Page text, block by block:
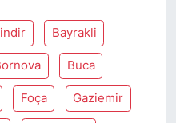
Bayrakli
Buca
Foça Gaziemir